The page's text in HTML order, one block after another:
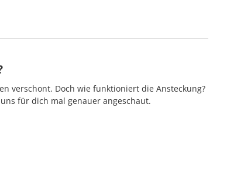
verschont. Doch wie funktioniert die Ansteckung?
für dich mal genauer angeschaut.